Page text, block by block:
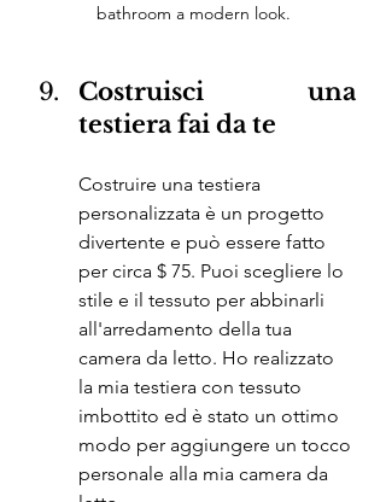
bathroom a modern look.
Costruisci una
testiera fai da te
Costruire una testiera
personalizzata è un progetto
divertente e può essere fatto
per circa $ 75. Puoi scegliere lo
stile e il tessuto per abbinarli
all'arredamento della tua
camera da letto. Ho realizzato
la mia testiera con tessuto
imbottito ed è stato un ottimo
modo per aggiungere un tocco
personale alla mia camera da